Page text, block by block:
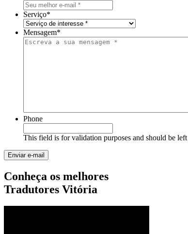
Serviço*
Mensagem*
Phone
This field is for validation purposes and should be left
Conheça os melhores
Tradutores Vitória